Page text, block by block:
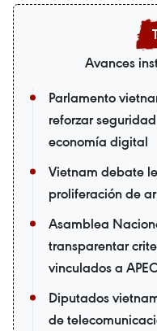
Avances
Parlamento
reforzar
economía digital
Vietnam debate
proliferación de
Asamblea
transparentar
vinculados a
Diputados
de